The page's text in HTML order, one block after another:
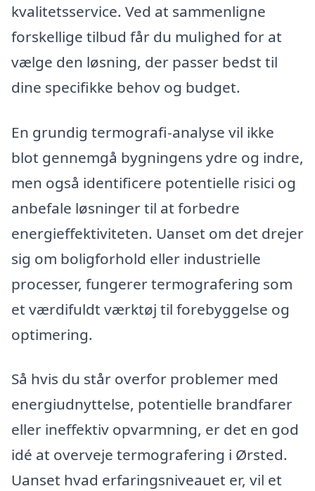
kvalitetsservice. Ved at sammenligne
forskellige tilbud får du mulighed for at
vælge den løsning, der passer bedst til
dine specifikke behov og budget.
En grundig termografi-analyse vil ikke
blot gennemgå bygningens ydre og indre,
men også identificere potentielle risici og
anbefale løsninger til at forbedre
energieffektiviteten. Uanset om det drejer
sig om boligforhold eller industrielle
processer, fungerer termografering som
et værdifuldt værktøj til forebyggelse og
optimering.
Så hvis du står overfor problemer med
energiudnyttelse, potentielle brandfarer
eller ineffektiv opvarmning, er det en god
idé at overveje termografering i Ørsted.
Uanset hvad erfaringsniveauet er, vil et